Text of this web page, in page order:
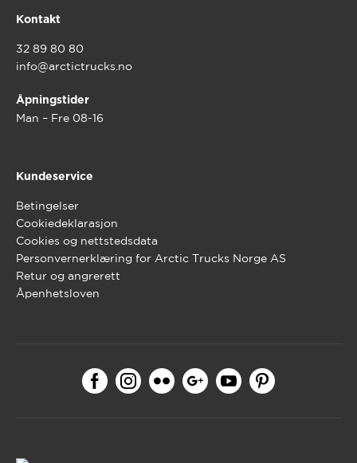
Kontakt
32 89 80 80
info@arctictrucks.no
Åpningstider
Man – Fre 08-16
Kundeservice
Betingelser
Cookiedeklarasjon
Cookies og nettstedsdata
Personvernerklæring for Arctic Trucks Norge AS
Retur og angrerett
Åpenhetsloven